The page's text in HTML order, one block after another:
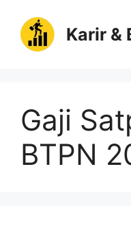
Karir &
Gaji
BTPN